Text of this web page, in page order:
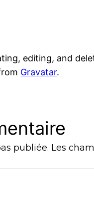
editing, and
Gravatar.
publiée. Les